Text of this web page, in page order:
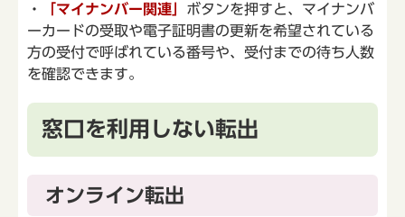
・
「マイナンバー関連」 ボタンを押すと、マイナンバ
ーカードの受取や電子証明書の更新を希望されている
方の受付で呼ばれている番号や、受付までの待ち人数
を確認できます。
窓口を利用しない転出
オンライン転出